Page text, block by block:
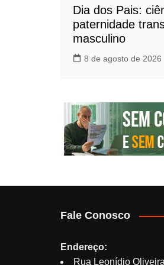
Dia dos Pais:
paternidade
masculino
8 de agosto de 2026
Fale Conosco
Endereço:
Rua Leonídio